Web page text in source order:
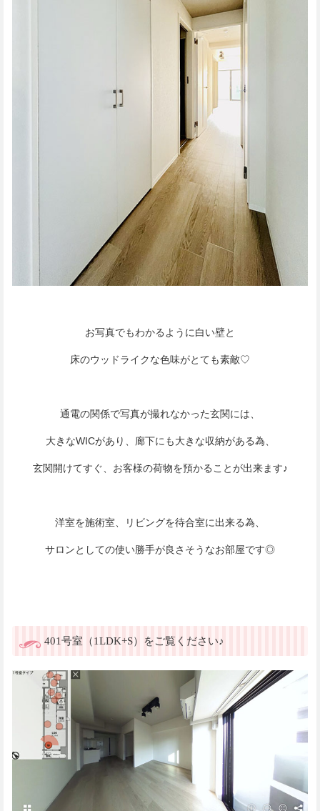
お写真でもわかるように白い壁と
床のウッドライクな色味がとても素敵♡
通電の関係で写真が撮れなかった玄関には、
大きなWICがあり、廊下にも大きな収納がある為、
玄関開けてすぐ、お客様の荷物を預かることが出来ます♪
洋室を施術室、リビングを待合室に出来る為、
サロンとしての使い勝手が良さそうなお部屋です◎
401号室（1LDK+S）をご覧ください♪